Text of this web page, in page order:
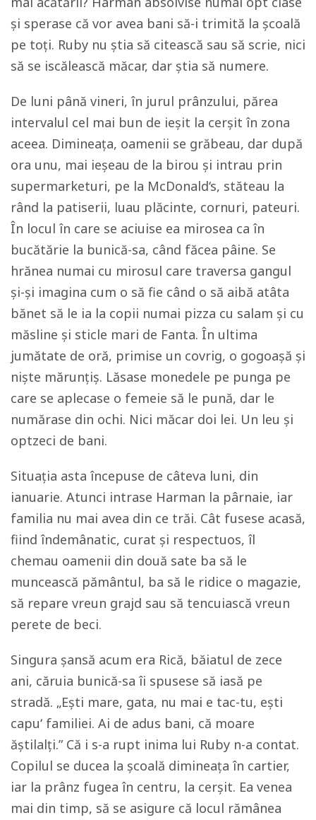
și sperase că vor avea bani să-i trimită la școală
pe toți. Ruby nu știa să citească sau să scrie, nici
să se iscălească măcar, dar știa să numere.
De luni până vineri, în jurul prânzului, părea
intervalul cel mai bun de ieșit la cerșit în zona
aceea. Dimineața, oamenii se grăbeau, dar după
ora unu, mai ieșeau de la birou și intrau prin
supermarketuri, pe la McDonald‘s, stăteau la
rând la patiserii, luau plăcinte, cornuri, pateuri.
În locul în care se aciuise ea mirosea ca în
bucătărie la bunică-sa, când făcea pâine. Se
hrănea numai cu mirosul care traversa gangul
și-și imagina cum o să fie când o să aibă atâta
bănet să le ia la copii numai pizza cu salam și cu
măsline și sticle mari de Fanta. În ultima
jumătate de oră, primise un covrig, o gogoașă și
niște mărunțiș. Lăsase monedele pe punga pe
care se aplecase o femeie să le pună, dar le
numărase din ochi. Nici măcar doi lei. Un leu și
optzeci de bani.
Situația asta începuse de câteva luni, din
ianuarie. Atunci intrase Harman la pârnaie, iar
familia nu mai avea din ce trăi. Cât fusese acasă,
fiind îndemânatic, curat și respectuos, îl
chemau oamenii din două sate ba să le
muncească pământul, ba să le ridice o magazie,
să repare vreun grajd sau să tencuiască vreun
perete de beci.
Singura șansă acum era Rică, băiatul de zece
ani, căruia bunică-sa îi spusese să iasă pe
stradă. „Ești mare, gata, nu mai e tac-tu, ești
capu‘ familiei. Ai de adus bani, că moare
ăștilalți.” Că i s-a rupt inima lui Ruby n-a contat.
Copilul se ducea la școală dimineața în cartier,
iar la prânz fugea în centru, la cerșit. Ea venea
mai din timp, să se asigure că locul rămânea